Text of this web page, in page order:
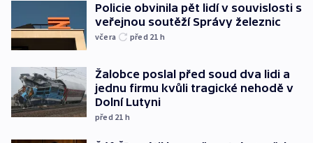
Policie obvinila pět lidí v souvislosti s
veřejnou soutěží Správy železnic
včera před 21 h
Žalobce poslal před soud dva lidi a
jednu firmu kvůli tragické nehodě v
Dolní Lutyni
před 21 h